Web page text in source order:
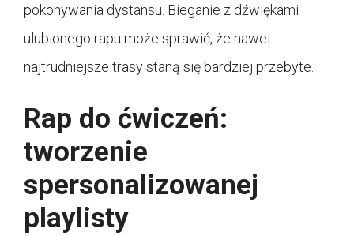
pokonywania dystansu. Bieganie z dźwiękami
ulubionego rapu może sprawić, że nawet
najtrudniejsze trasy staną się bardziej przebyte.
Rap do ćwiczeń:
tworzenie
spersonalizowanej
playlisty